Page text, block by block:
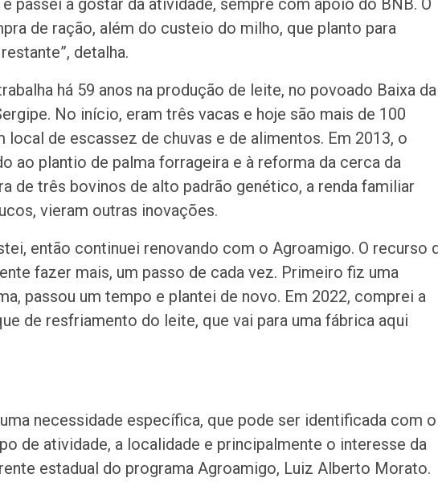
passei a gostar da atividade, sempre com apoio do BNB. O
de ração, além do custeio do milho, que planto para
detalha.
há 59 anos na produção de leite, no povoado Baixa da
No início, eram três vacas e hoje são mais de 100
local de escassez de chuvas e de alimentos. Em 2013, o
ao plantio de palma forrageira e à reforma da cerca da
de três bovinos de alto padrão genético, a renda familiar
vieram outras inovações.
então continuei renovando com o Agroamigo. O recurso
fazer mais, um passo de cada vez. Primeiro fiz uma
passou um tempo e plantei de novo. Em 2022, comprei a
de resfriamento do leite, que vai para uma fábrica aqui
necessidade específica, que pode ser identificada com o
de atividade, a localidade e principalmente o interesse da
estadual do programa Agroamigo, Luiz Alberto Morato.